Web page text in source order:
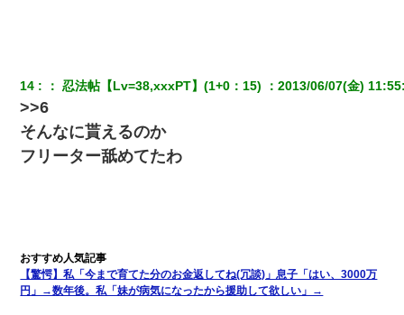
下座」→ 結果・・・
中途採用のAが部長から呼び出された。Aはヘラヘラと部屋に入っ
ていき、1時間後に号泣しながら出てきて…
姉旦那の友達「ほんとのパパだよ～」私のお腹を触ってほざく。
→思わず手を叩いて振り払ったら…
14 ： 忍法帖【Lv=38,xxxPT】(1+0：15) ：2013/06/07(金)
>>6
そんなに貰えるのか
フリーター舐めてたわ
【驚愕】私「今まで育てた分のお金返してね(冗談)」息子「はい、3000万
円」→数年後。私「妹が病気になったから援助して欲しい」→